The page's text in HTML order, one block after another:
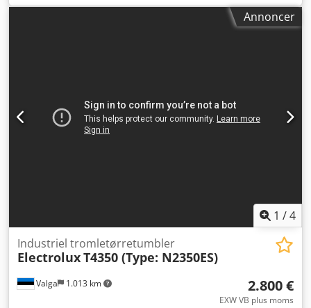
Chodsw I Ddhopfx Alcja Tankvolumen: 320 L
Centrifugeringshastighed: 550 o/min Effekt: 9,1 kWAnnoncer
1 /4
Valga 1.013 km
Industriel tromletørretumbler
ElectroluxT4350 (Type: N2350ES)
2.800 €
EXW VB plus moms